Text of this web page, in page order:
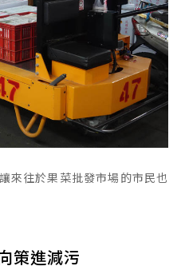
來往於果菜批發市場的市民也
策進減污